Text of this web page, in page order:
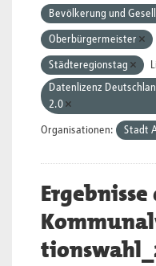
Bevölkerung und
Oberbürgermeister
Städteregionstag
Datenlizenz
2.0
Organisationen: Stadt
Ergebnisse